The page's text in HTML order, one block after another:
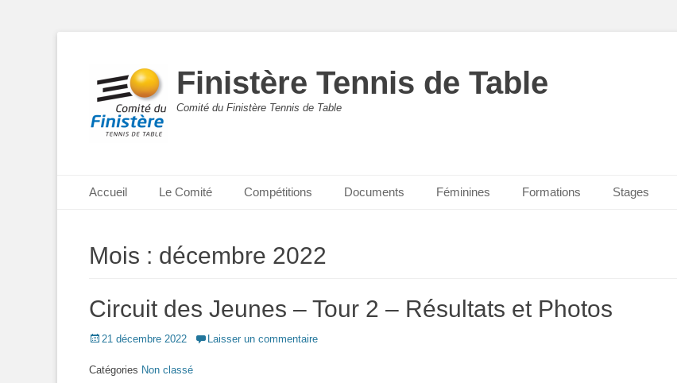
Finistère Tennis de Table
Comité du Finistère Tennis de Table
Menu principal
Accueil Le Comité Compétitions Documents Féminines Formations Stages
Mois : décembre 2022
Circuit des Jeunes – Tour 2 – Résultats et Photos
Posted
21 décembre 2022 Laisser un commentaire
Catégories Non classé